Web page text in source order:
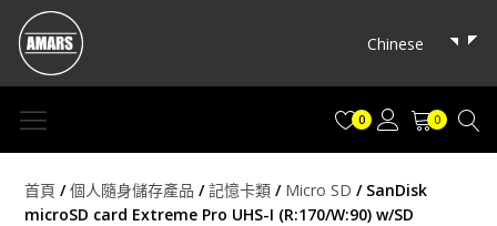
Chinese
0 0
首頁 /個人隨身儲存產品 /記憶卡類 / Micro SD / SanDisk
microSD card Extreme Pro UHS-I (R:170/W:90) w/SD